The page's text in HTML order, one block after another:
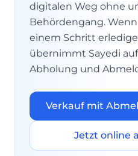
digitalen Weg ohne
Behördengang.
einem Schritt
übernimmt Sayedi
Abholung und
Verkauf mit
Jetzt online